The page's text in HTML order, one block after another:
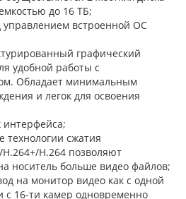
до 16 ТБ;
управлением встроенной ОС
графический
удобной работы с
Обладает минимальным
и легок для освоения
интерфейса;
технологии сжатия
H.264 позволяют
носитель больше видео файлов;
на монитор видео как с одной
с 16-ти камер одновременно